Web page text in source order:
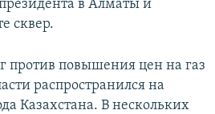
в Алматы и
сквер.
против повышения цен на газ
распространился на
Казахстана. В нескольких